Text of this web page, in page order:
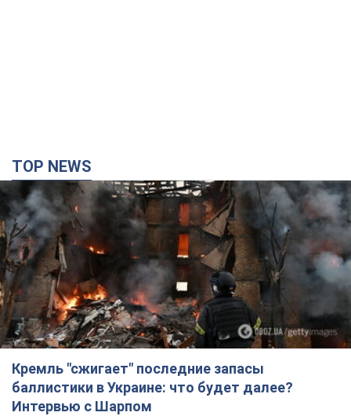
TOP NEWS
Кремль "сжигает" последние запасы
баллистики в Украине: что будет далее?
Интервью с Шарпом